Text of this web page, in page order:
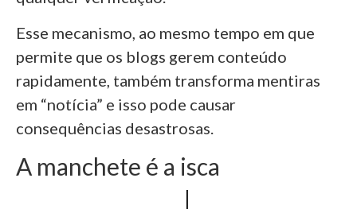
Esse mecanismo, ao mesmo tempo em que
permite que os blogs gerem conteúdo
rapidamente, também transforma mentiras
em “notícia” e isso pode causar
consequências desastrosas.
A manchete é a isca